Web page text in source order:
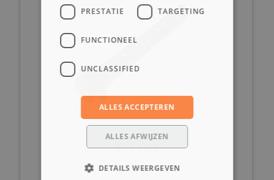
€ 1,99
PRESTATIE TARGETING
FUNCTIONEEL
UNCLASSIFIED
ALLES ACCEPTEREN
ALLES AFWIJZEN
DETAILS WEERGEVEN